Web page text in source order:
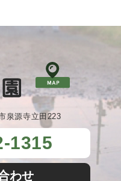
泉源寺立田223
1315
わせ